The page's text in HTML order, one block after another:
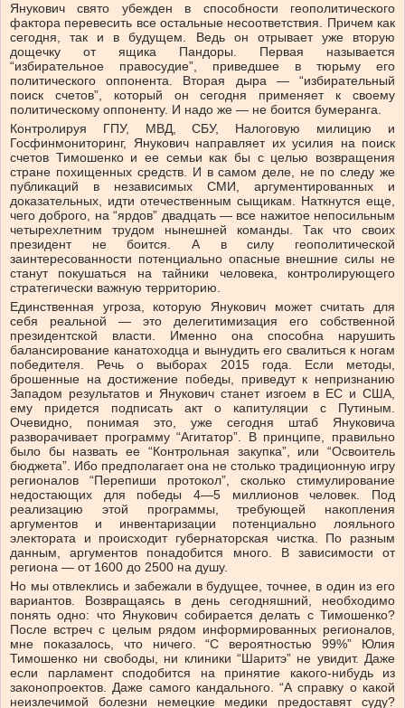
Янукович свято убежден в способности геополитического
фактора перевесить все остальные несоответствия. Причем как
сегодня, так и в будущем. Ведь он отрывает уже вторую
дощечку от ящика Пандоры. Первая называется
“избирательное правосудие”, приведшее в тюрьму его
политического оппонента. Вторая дыра — “избирательный
поиск счетов”, который он сегодня применяет к своему
политическому оппоненту. И надо же — не боится бумеранга.
Контролируя ГПУ, МВД, СБУ, Налоговую милицию и
Госфинмониторинг, Янукович направляет их усилия на поиск
счетов Тимошенко и ее семьи как бы с целью возвращения
стране похищенных средств. И в самом деле, не по следу же
публикаций в независимых СМИ, аргументированных и
доказательных, идти отечественным сыщикам. Наткнутся еще,
чего доброго, на “ярдов” двадцать — все нажитое непосильным
четырехлетним трудом нынешней команды. Так что своих
президент не боится. А в силу геополитической
заинтересованности потенциально опасные внешние силы не
станут покушаться на тайники человека, контролирующего
стратегически важную территорию.
Единственная угроза, которую Янукович может считать для
себя реальной — это делегитимизация его собственной
президентской власти. Именно она способна нарушить
балансирование канатоходца и вынудить его свалиться к ногам
победителя. Речь о выборах 2015 года. Если методы,
брошенные на достижение победы, приведут к непризнанию
Западом результатов и Янукович станет изгоем в ЕС и США,
ему придется подписать акт о капитуляции с Путиным.
Очевидно, понимая это, уже сегодня штаб Януковича
разворачивает программу “Агитатор”. В принципе, правильно
было бы назвать ее “Контрольная закупка”, или “Освоитель
бюджета”. Ибо предполагает она не столько традиционную игру
регионалов “Перепиши протокол”, сколько стимулирование
недостающих для победы 4—5 миллионов человек. Под
реализацию этой программы, требующей накопления
аргументов и инвентаризации потенциально лояльного
электората и происходит губернаторская чистка. По разным
данным, аргументов понадобится много. В зависимости от
региона — от 1600 до 2500 на душу.
Но мы отвлеклись и забежали в будущее, точнее, в один из его
вариантов. Возвращаясь в день сегодняшний, необходимо
понять одно: что Янукович собирается делать с Тимошенко?
После встреч с целым рядом информированных регионалов,
мне показалось, что ничего. “С вероятностью 99%” Юлия
Тимошенко ни свободы, ни клиники “Шаритэ” не увидит. Даже
если парламент сподобится на принятие какого-нибудь из
законопроектов. Даже самого кандального. “А справку о какой
неизлечимой болезни немецкие медики предоставят суду?